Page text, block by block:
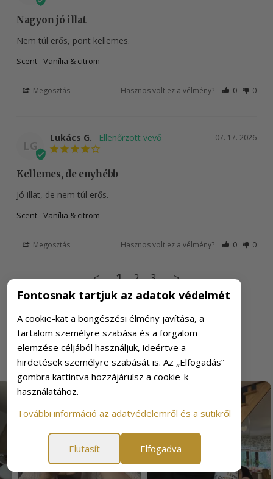
Fontosnak tartjuk az adatok védelmét
A cookie-kat a böngészési élmény javítása, a
tartalom személyre szabása és a forgalom
elemzése céljából használjuk, ideértve a
hirdetések személyre szabását is. Az „Elfogadás”
gombra kattintva hozzájárulsz a cookie-k
használatához.
További információ az adatvédelemről és a sütikről
Elutasít Elfogadva
Nagyon jó illat
Nem túl erős, pont kellemes.
Scent - Vanília & citrom
Megosztás Hasznos volt ez a vélmény? 0 0
LG
07. 17. 2026
Lukács G.
Kellemes, de enyhébb
Jó illat, de nem túl erős.
Scent - Vanília & citrom
Megosztás Hasznos volt ez a vélmény? 0 0
< 1 2 3 >